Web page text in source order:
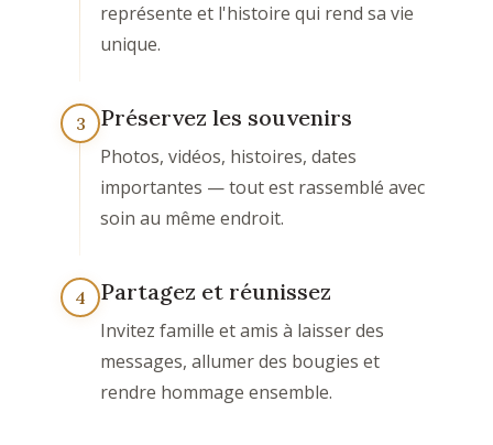
représente et l'histoire qui rend sa vie
unique.
3 Préservez les souvenirs
Photos, vidéos, histoires, dates
importantes — tout est rassemblé avec
soin au même endroit.
4 Partagez et réunissez
Invitez famille et amis à laisser des
messages, allumer des bougies et
rendre hommage ensemble.